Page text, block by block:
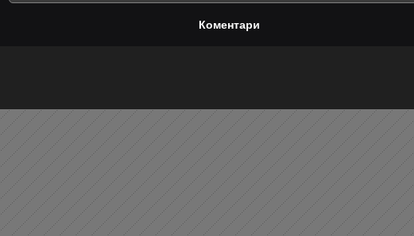
Коментари